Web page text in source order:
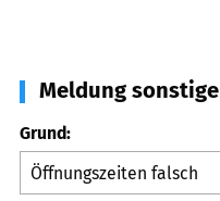
Meldung
Grund: